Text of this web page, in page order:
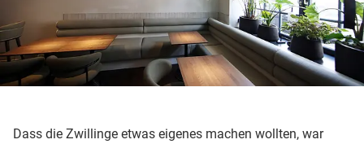
Dass die Zwillinge etwas eigenes machen wollten, war